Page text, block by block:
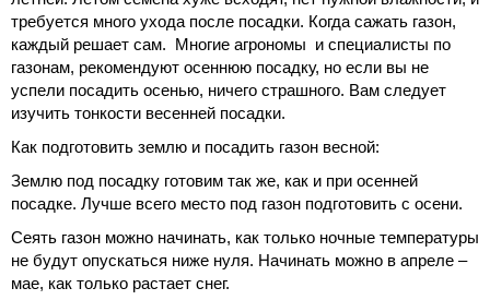
требуется много ухода после посадки. Когда сажать газон,
каждый решает сам. Многие агрономы и специалисты по
газонам, рекомендуют осеннюю посадку, но если вы не
успели посадить осенью, ничего страшного. Вам следует
изучить тонкости весенней посадки.
Как подготовить землю и посадить газон весной:
Землю под посадку готовим так же, как и при осенней
посадке. Лучше всего место под газон подготовить с осени.
Сеять газон можно начинать, как только ночные температуры
не будут опускаться ниже нуля. Начинать можно в апреле –
мае, как только растает снег.